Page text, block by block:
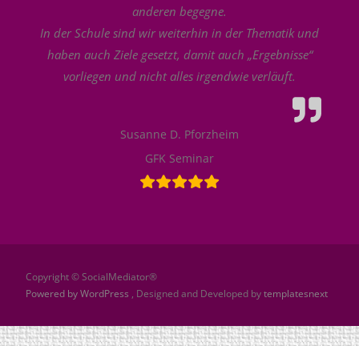
anderen begegne.
In der Schule sind wir weiterhin in der Thematik und
haben auch Ziele gesetzt, damit auch „Ergebnisse“
vorliegen und nicht alles irgendwie verläuft.
Susanne D. Pforzheim
GFK Seminar
Copyright © SocialMediator®
Powered by WordPress , Designed and Developed bytemplatesnext